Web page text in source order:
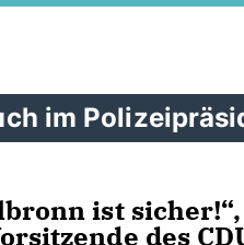
im
ist
des